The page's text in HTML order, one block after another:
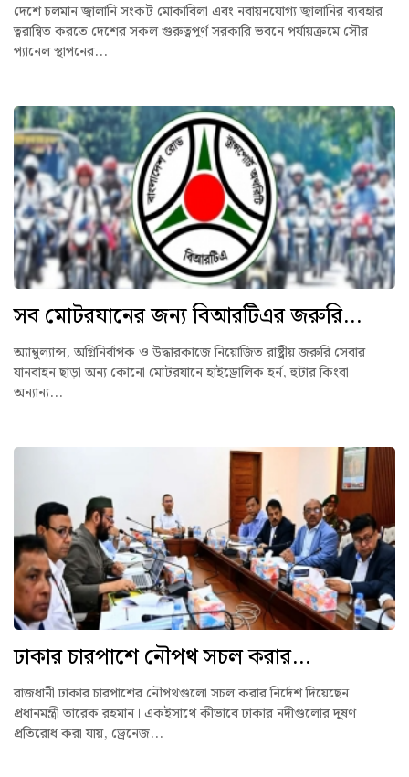
দেশে চলমান জ্বালানি সংকট মোকাবিলা এবং নবায়নযোগ্য জ্বালানির ব্যবহার
ত্বরান্বিত করতে দেশের সকল গুরুত্বপূর্ণ সরকারি ভবনে পর্যায়ক্রমে সৌর
প্যানেল স্থাপনের...
সব মোটরযানের জন্য বিআরটিএর জরুরি...
অ্যাম্বুল্যান্স, অগ্নিনির্বাপক ও উদ্ধারকাজে নিয়োজিত রাষ্ট্রীয় জরুরি সেবার
যানবাহন ছাড়া অন্য কোনো মোটরযানে হাইড্রোলিক হর্ন, হুটার কিংবা
অন্যান্য...
ঢাকার চারপাশে নৌপথ সচল করার...
রাজধানী ঢাকার চারপাশের নৌপথগুলো সচল করার নির্দেশ দিয়েছেন
প্রধানমন্ত্রী তারেক রহমান। একইসাথে কীভাবে ঢাকার নদীগুলোর দূষণ
প্রতিরোধ করা যায়, ড্রেনেজ...